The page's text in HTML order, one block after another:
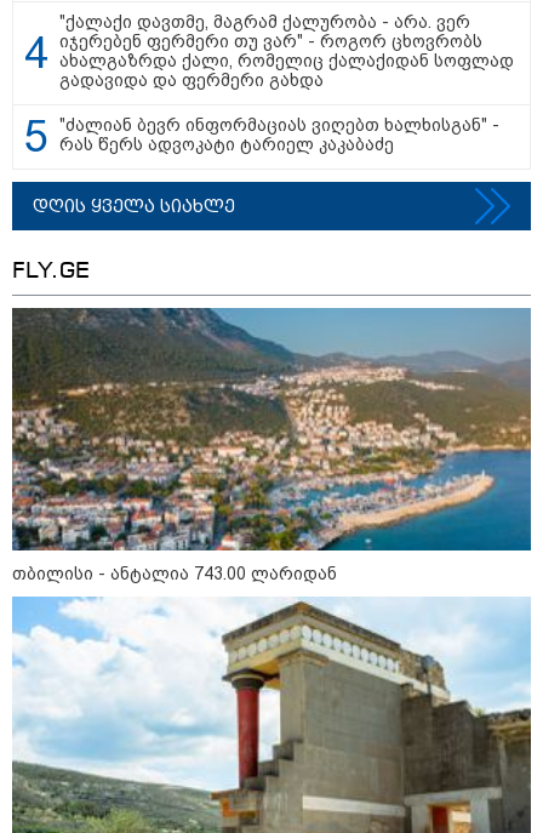
ბიჭს 10 წელია ეძებს
24 წლის ფეხბურთელს თამაშის
დროს ელვამ დაარტყა -
ტრაგიკული მომენტის ამსახველი
ვრცელდება
კი აგრძელებ ამის გაკეთებას" -
თეონა კონტრიძე მეუღლეს
ემოციურ "პოსტს" უძღვნის
პოლიტიკა
"ქალაქი დავთმე, მაგრამ ქალურობა - არა. ვერ
იჯერებენ ფერმერი თუ ვარ" - როგორ ცხოვრობს
ახალგაზრდა ქალი, რომელიც ქალაქიდან სოფლად
გადავიდა და ფერმერი გახდა
"ძალიან ბევრ ინფორმაციას ვიღებთ ხალხისგან" -
რას წერს ადვოკატი ტარიელ კაკაბაძე
დღის ყველა სიახლე
FLY.GE
თბილისი - ანტალია 743.00 ლარიდან